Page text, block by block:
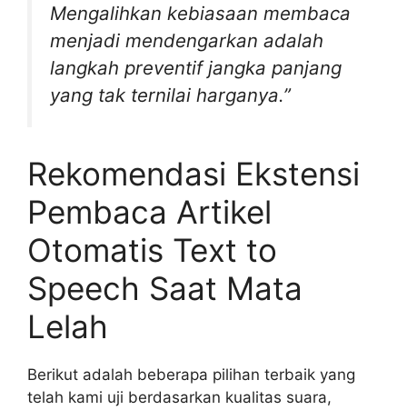
Mengalihkan kebiasaan membaca
menjadi mendengarkan adalah
langkah preventif jangka panjang
yang tak ternilai harganya.”
Rekomendasi Ekstensi
Pembaca Artikel
Otomatis Text to
Speech Saat Mata
Lelah
Berikut adalah beberapa pilihan terbaik yang
telah kami uji berdasarkan kualitas suara,